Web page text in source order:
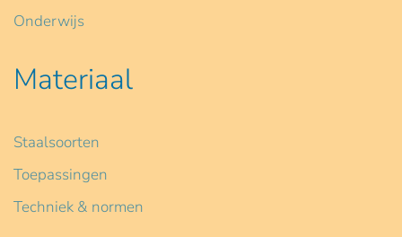
Onderwijs
Materiaal
Staalsoorten
Toepassingen
Techniek & normen